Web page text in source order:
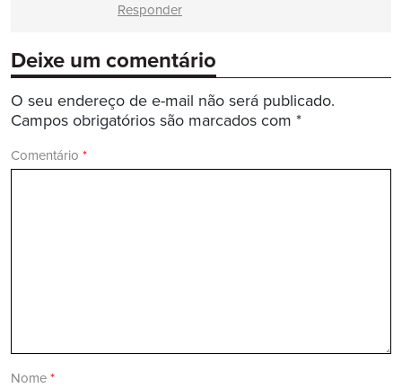
Responder
Deixe um comentário
O seu endereço de e-mail não será publicado.
Campos obrigatórios são marcados com *
Comentário *
Nome *